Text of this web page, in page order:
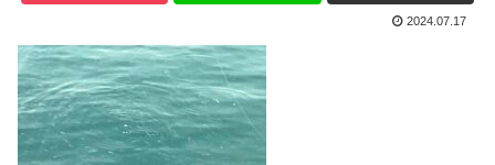
2024.07.17